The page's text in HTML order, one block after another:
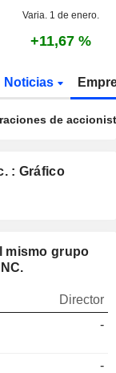
Varia. 1 de enero.
+11,67 %
Noticias
de
: Gráfico
mismo grupo
Director
-
-